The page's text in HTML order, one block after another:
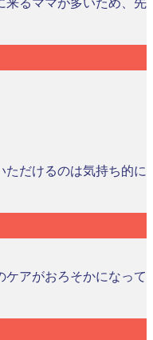
来るママが多いため、先
だけるのは気持ち的に
アがおろそかになって